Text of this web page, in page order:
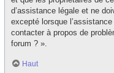
d’assistance légale et ne
excepté lorsque
contacter à propos de
forum ? ».
Haut